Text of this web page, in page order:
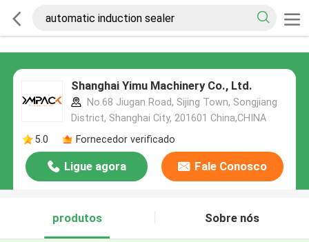
Shanghai Yimu Machinery Co., Ltd.
No.68 Jiugan Road, Sijing Town, Songjiang
District, Shanghai City, 201601 China,CHINA
5.0
Fornecedor verificado
Ligue agora Fale Conosco
produtos Sobre nós